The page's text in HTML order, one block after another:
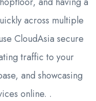
across multiple
CloudAsia secure
traffic to your
and showcasing
online. .